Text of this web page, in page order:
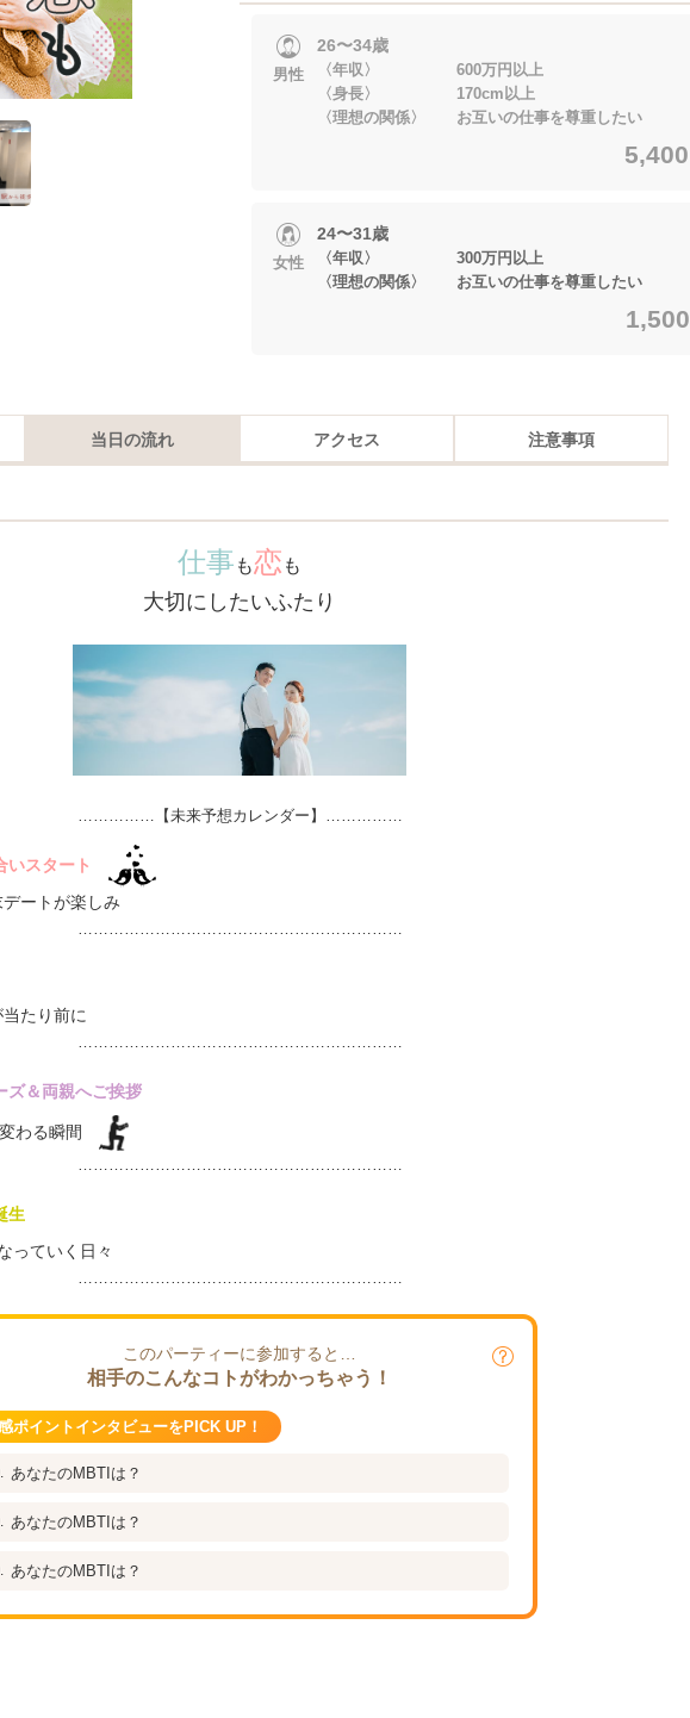
男性
26〜34歳
〈年収〉 600万円以上
〈身長〉 170cm以上
〈理想の関係〉 お互いの仕事を尊重したい
5,400
女性
24〜31歳
〈年収〉 300万円以上
〈理想の関係〉 お互いの仕事を尊重したい
1,500
当日の流れ アクセス 注意事項
仕事 も恋 も
大切にしたいふたり
……………【未来予想カレンダー】……………
いスタート
ートが楽しみ
………………………………………………………
たり前に
………………………………………………………
ズ＆両親へご挨拶
変わる瞬間
………………………………………………………
生
っていく日々
………………………………………………………
このパーティーに参加すると…
相手のこんなコトがわかっちゃう！
ポイントインタビューをPICK UP！
あなたのMBTIは？
あなたのMBTIは？
あなたのMBTIは？